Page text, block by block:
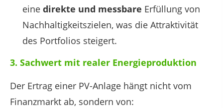
eine direkte und messbare Erfüllung von
Nachhaltigkeitszielen, was die Attraktivität
des Portfolios steigert.
3. Sachwert mit realer Energieproduktion
Der Ertrag einer PV-Anlage hängt nicht vom
Finanzmarkt ab, sondern von: